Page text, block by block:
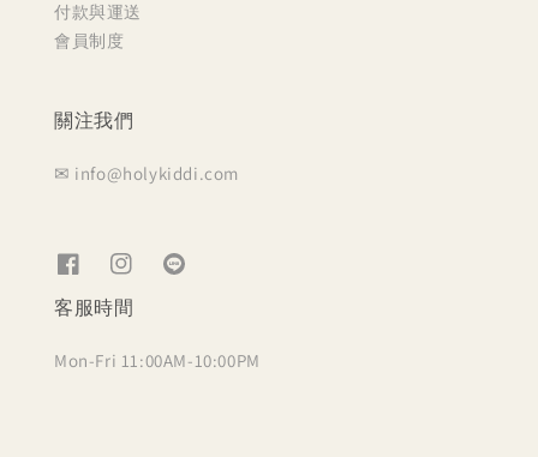
付款與運送
會員制度
關注我們
✉ info@holykiddi.com
客服時間
Mon-Fri 11:00AM-10:00PM